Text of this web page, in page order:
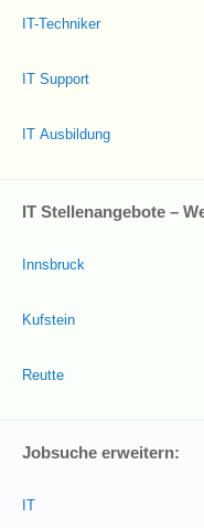
IT-Techniker
IT Support
IT Ausbildung
IT Stellenangebote –
Innsbruck
Kufstein
Reutte
Jobsuche erweitern:
IT